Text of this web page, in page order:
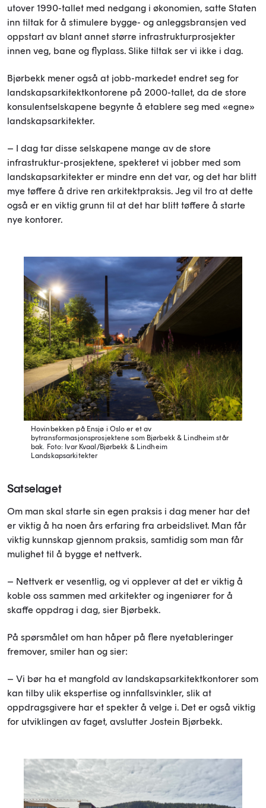
utover 1990-tallet med nedgang i økonomien, satte Staten
inn tiltak for å stimulere bygge- og anleggsbransjen ved
oppstart av blant annet større infrastrukturprosjekter
innen veg, bane og flyplass. Slike tiltak ser vi ikke i dag.
Bjørbekk mener også at jobb-markedet endret seg for
landskapsarkitektkontorene på 2000-tallet, da de store
konsulentselskapene begynte å etablere seg med «egne»
landskapsarkitekter.
– I dag tar disse selskapene mange av de store
infrastruktur-prosjektene, spekteret vi jobber med som
landskapsarkitekter er mindre enn det var, og det har blitt
mye tøffere å drive ren arkitektpraksis. Jeg vil tro at dette
også er en viktig grunn til at det har blitt tøffere å starte
nye kontorer.
Hovinbekken på Ensjø i Oslo er et av
bytransformasjonsprosjektene som Bjørbekk & Lindheim står
bak. Foto: Ivar Kvaal/Bjørbekk & Lindheim
Landskapsarkitekter
Satselaget
Om man skal starte sin egen praksis i dag mener har det
er viktig å ha noen års erfaring fra arbeidslivet. Man får
viktig kunnskap gjennom praksis, samtidig som man får
mulighet til å bygge et nettverk.
– Nettverk er vesentlig, og vi opplever at det er viktig å
koble oss sammen med arkitekter og ingeniører for å
skaffe oppdrag i dag, sier Bjørbekk.
På spørsmålet om han håper på flere nyetableringer
fremover, smiler han og sier:
– Vi bør ha et mangfold av landskapsarkitektkontorer som
kan tilby ulik ekspertise og innfallsvinkler, slik at
oppdragsgivere har et spekter å velge i. Det er også viktig
for utviklingen av faget, avslutter Jostein Bjørbekk.